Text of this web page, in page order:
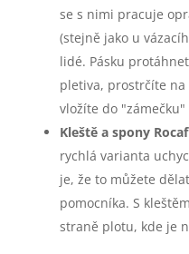
se s nimi pracuje
(stejně jako u
lidé. Pásku
pletiva, prostrčíte
vložíte do
Kleště a spony
rychlá varianta
je, že to můžete
pomocníka. S
straně plotu, kde je